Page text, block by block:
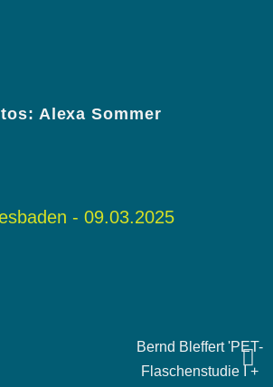
Alexa Sommer
- 09.03.2025
Bernd Bleffert 'PET-
Flaschenstudie I +